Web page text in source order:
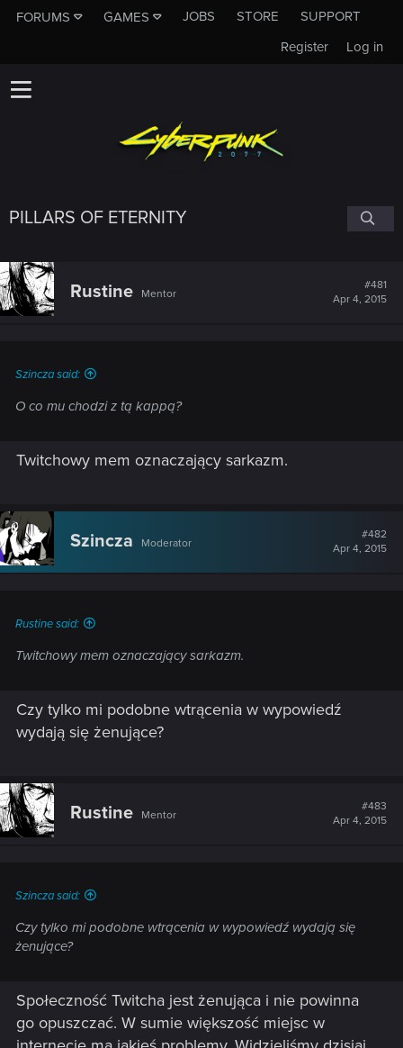
FORUMS GAMES JOBS STORE
SUPPORT
Log in
Register
PILLARS OF ETERNITY
Rustine Mentor
#481
Apr 4, 2015
Szincza said:
O co mu chodzi z tą kappą?
Twitchowy mem oznaczający sarkazm.
Szincza Moderator
#482
Apr 4, 2015
Rustine said:
Twitchowy mem oznaczający sarkazm.
Czy tylko mi podobne wtrącenia w wypowiedź
wydają się żenujące?
Rustine Mentor
#483
Apr 4, 2015
Szincza said:
Czy tylko mi podobne wtrącenia w wypowiedź wydają się
żenujące?
Społeczność Twitcha jest żenująca i nie powinna
go opuszczać. W sumie większość miejsc w